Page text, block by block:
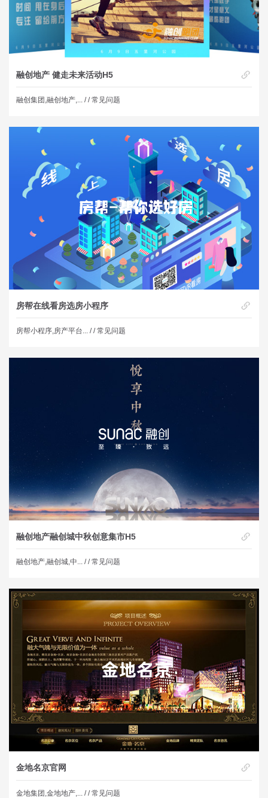
融创地产 健走未来活动H5
融创集团,融创地产,... // 常见问题
房帮在线看房选房小程序
房帮小程序,房产平台... // 常见问题
融创地产融创城中秋创意集市H5
融创地产,融创城,中... // 常见问题
金地名京官网
金地集团,金地地产,... // 常见问题